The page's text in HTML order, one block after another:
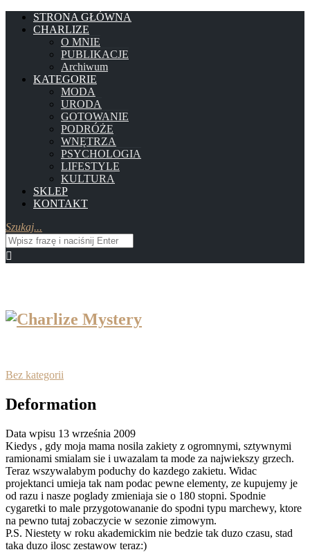
STRONA GŁÓWNA
CHARLIZE
O MNIE
PUBLIKACJE
Archiwum
KATEGORIE
MODA
URODA
GOTOWANIE
PODRÓŻE
WNĘTRZA
PSYCHOLOGIA
LIFESTYLE
KULTURA
SKLEP
KONTAKT
Szukaj...
Bez kategorii
Deformation
Data wpisu 13 września 2009
Kiedys , gdy moja mama nosila zakiety z ogromnymi, sztywnymi
ramionami smialam sie i uwazalam ta mode za najwiekszy grzech.
Teraz wszywalabym poduchy do kazdego zakietu. Widac
projektanci umieja tak nam podac pewne elementy, ze kupujemy je
od razu i nasze poglady zmieniaja sie o 180 stopni. Spodnie
cygaretki to male przygotowananie do spodni typu marchewy, ktore
na pewno tutaj zobaczycie w sezonie zimowym.
P.S. Niestety w roku akademickim nie bedzie tak duzo czasu, stad
taka duzo ilosc zestawow teraz:)